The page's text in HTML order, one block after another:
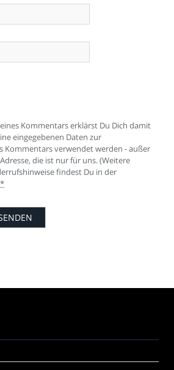
Kommentars erklärst Du Dich damit
eingegebenen Daten zur
Kommentars verwendet werden - außer
die ist nur für uns. (Weitere
findest Du in der
*